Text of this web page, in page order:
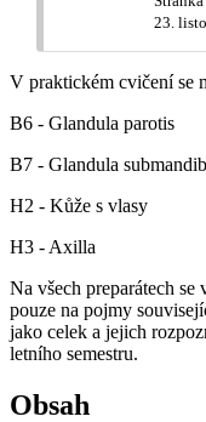
23.
V praktickém cvičení se
B6 - Glandula parotis
B7 - Glandula
H2 - Kůže s vlasy
H3 - Axilla
Na všech preparátech
pouze na pojmy
jako celek a jejich
letního semestru.
Obsah